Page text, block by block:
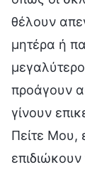
θέλουν
μητέρα ή
προάγουν
γίνουν
Πείτε Mου,